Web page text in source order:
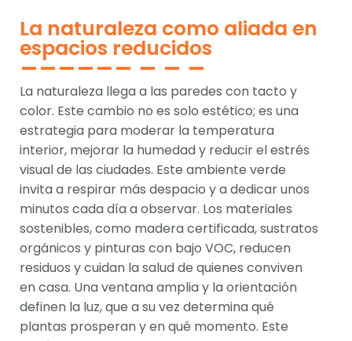
La naturaleza como aliada en
espacios reducidos
La naturaleza llega a las paredes con tacto y
color. Este cambio no es solo estético; es una
estrategia para moderar la temperatura
interior, mejorar la humedad y reducir el estrés
visual de las ciudades. Este ambiente verde
invita a respirar más despacio y a dedicar unos
minutos cada día a observar. Los materiales
sostenibles, como madera certificada, sustratos
orgánicos y pinturas con bajo VOC, reducen
residuos y cuidan la salud de quienes conviven
en casa. Una ventana amplia y la orientación
definen la luz, que a su vez determina qué
plantas prosperan y en qué momento. Este